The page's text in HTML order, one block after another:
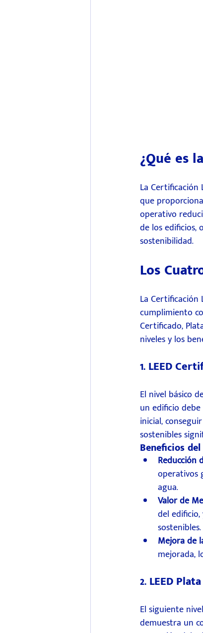
¿Qué es
La Certificación
que
operativo
de los edificios,
sostenibilidad.
Los
La
cumplimiento
Certificado,
niveles y los
1. LEED
El nivel básico
un edificio
inicial,
sostenibles
Beneficios
Reducción
operativos
agua.
Valor de
del
sostenibles.
Mejora de
mejorada,
2. LEED
El siguiente
demuestra un